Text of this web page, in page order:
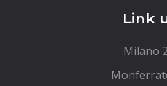
Link
Milano